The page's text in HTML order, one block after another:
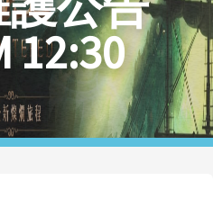
12:30